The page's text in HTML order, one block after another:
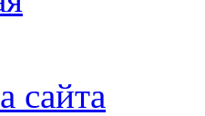
сайта